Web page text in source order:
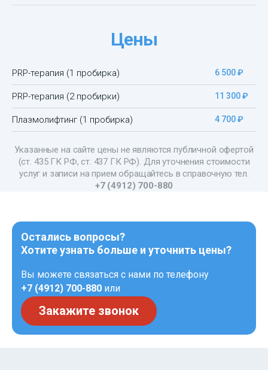
Цены
PRP-терапия (1 пробирка) 6 500 ₽
PRP-терапия (2 пробирки) 11 300 ₽
Плазмолифтинг (1 пробирка) 4 700 ₽
Указанные на сайте цены не являются публичной офертой
(ст. 435 ГК РФ, cт. 437 ГК РФ). Для уточнения стоимости
услуг и записи на прием обращайтесь в справочную тел.
+7 (4912) 700-880
Остались вопросы?
Хотите узнать больше и уточнить цены?
Вы можете связаться с нами по телефону
+7 (4912) 700-880 или
Закажите звонок